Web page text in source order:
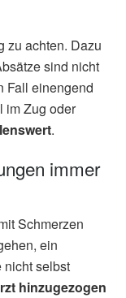
zu achten. Dazu
sind nicht
Fall einengend
im Zug oder
.
immer
Schmerzen
ein
nicht selbst
hinzugezogen